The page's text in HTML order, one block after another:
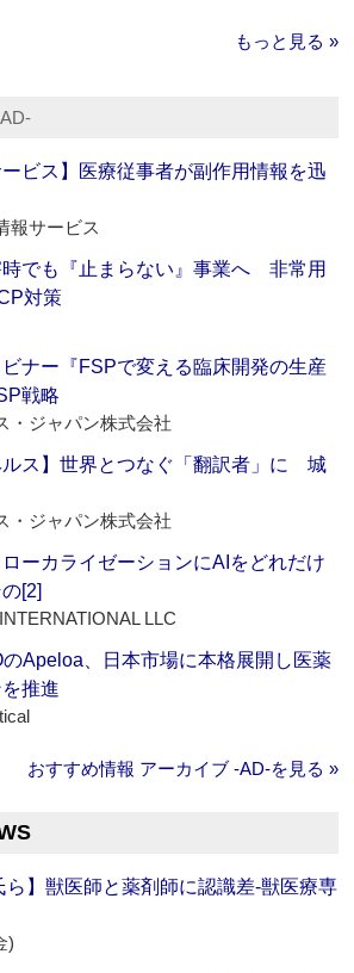
もっと見る »
ービス】医療従事者が副作用情報を迅
報サービス
時でも『止まらない』事業へ 非常用
対策
ビナー『FSPで変える臨床開発の生産
戦略
・ジャパン株式会社
ルス】世界とつなぐ「翻訳者」に 城
・ジャパン株式会社
ーカライゼーションにAIをどれだけ
[2]
LLC
Apeloa、日本市場に本格展開し医薬
推進
おすすめ情報 アーカイブ ‐AD‐を見る »
ら】獣医師と薬剤師に認識差‐獣医療専
)